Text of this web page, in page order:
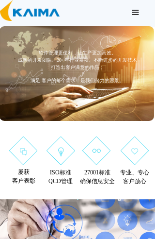
끀
20+年行业耕耘
打造出客户满意的作品
满足 客户的每个需求，是我们努力的愿景
软件管理更便利，让生产更加高效。
成熟的开发团队、20+年行业耕耘、不断进步的开发技术
打造出客户满意的作品；
满足 客户的每个需求，是我们努力的愿景。
屡获
客户表彰
ISO标准
QCD管理
27001标准
确保信息安全
专业、 专心
客户放心